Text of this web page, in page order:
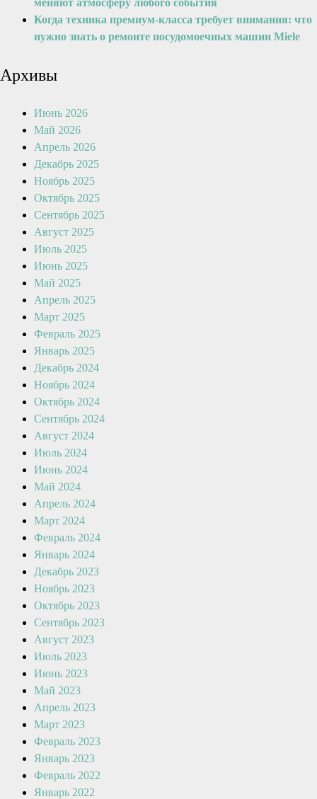
меняют атмосферу любого события
Когда техника премиум-класса требует внимания: что
нужно знать о ремонте посудомоечных машин Miele
Архивы
Июнь 2026
Май 2026
Апрель 2026
Декабрь 2025
Ноябрь 2025
Октябрь 2025
Сентябрь 2025
Август 2025
Июль 2025
Июнь 2025
Май 2025
Апрель 2025
Март 2025
Февраль 2025
Январь 2025
Декабрь 2024
Ноябрь 2024
Октябрь 2024
Сентябрь 2024
Август 2024
Июль 2024
Июнь 2024
Май 2024
Апрель 2024
Март 2024
Февраль 2024
Январь 2024
Декабрь 2023
Ноябрь 2023
Октябрь 2023
Сентябрь 2023
Август 2023
Июль 2023
Июнь 2023
Май 2023
Апрель 2023
Март 2023
Февраль 2023
Январь 2023
Февраль 2022
Январь 2022